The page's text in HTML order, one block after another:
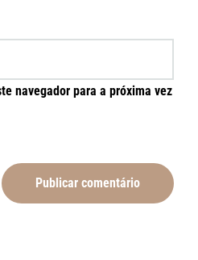
navegador para a próxima vez